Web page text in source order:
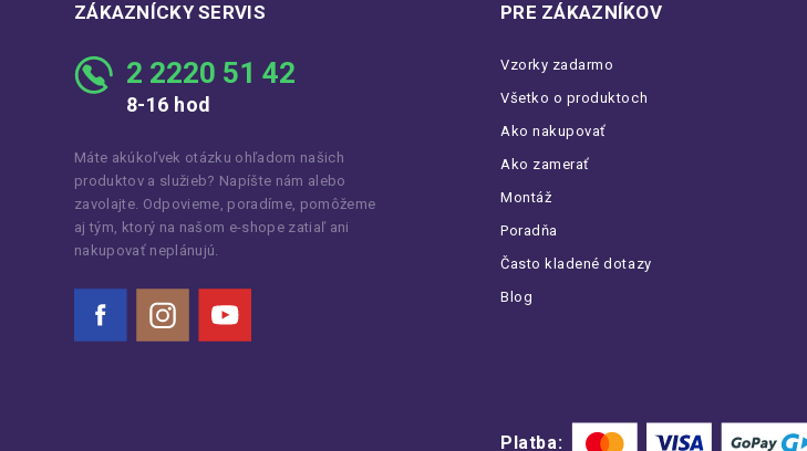
ZÁKAZNÍCKY SERVIS
2 2220 51 42
8-16 hod
Máte akúkoľvek otázku ohľadom našich
produktov a služieb? Napíšte nám alebo
zavolajte. Odpovieme, poradíme, pomôžeme
aj tým, ktorý na našom e-shope zatiaľ ani
nakupovať neplánujú.
Instagram
PRE ZÁKAZNÍKOV
Vzorky zadarmo
Všetko o produktoch
Ako nakupovať
Ako zamerať
Montáž
Poradňa
Často kladené dotazy
Blog
Platba: